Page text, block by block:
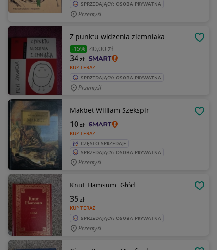
SPRZEDAJĄCY: OSOBA PRYWATNA
Przemyśl
Z punktu widzenia ziemniaka
-15% 40,00 zł
KUP TERAZ
34zł
SPRZEDAJĄCY: OSOBA PRYWATNA
Przemyśl
Makbet William Szekspir
KUP TERAZ
10zł
CZĘSTO SPRZEDAJE
SPRZEDAJĄCY: OSOBA PRYWATNA
Przemyśl
Knut Hamsum. Głód
KUP TERAZ
35zł
SPRZEDAJĄCY: OSOBA PRYWATNA
Przemyśl